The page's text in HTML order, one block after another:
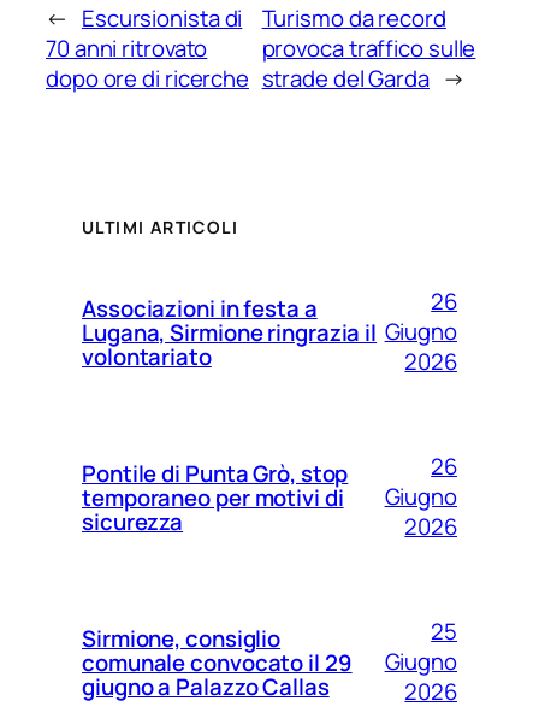
← Escursionista di
70 anni ritrovato
dopo ore di ricerche
Turismo da record
provoca traffico sulle
strade del Garda →
ULTIMI ARTICOLI
Associazioni in festa a
Lugana, Sirmione ringrazia il
volontariato
26
Giugno
2026
Pontile di Punta Grò, stop
temporaneo per motivi di
sicurezza
26
Giugno
2026
Sirmione, consiglio
comunale convocato il 29
giugno a Palazzo Callas
25
Giugno
2026